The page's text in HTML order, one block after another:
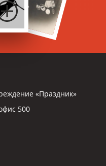
«Праздник»
500